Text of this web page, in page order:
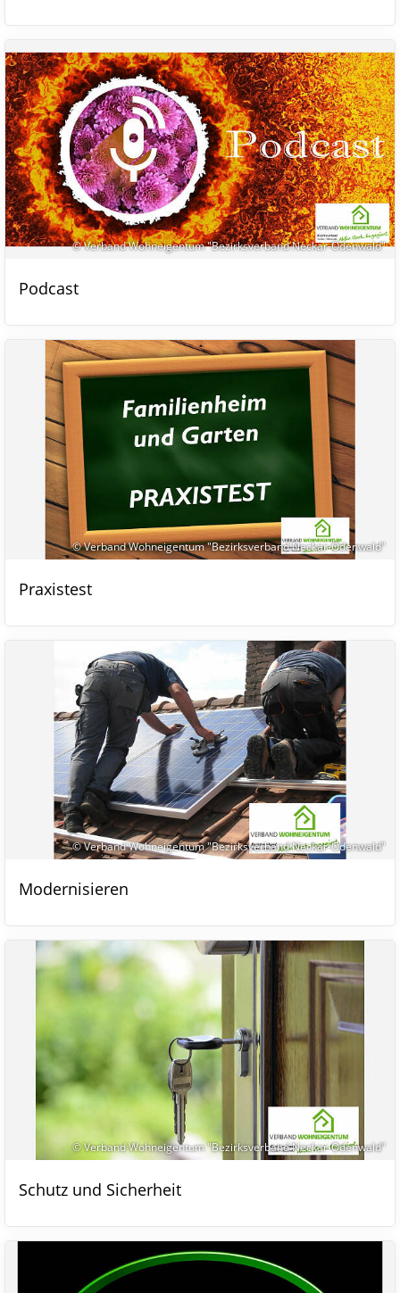
© Verband Wohneigentum "Bezirksverband Neckar-Odenwald"
Podcast
© Verband Wohneigentum "Bezirksverband Neckar-Odenwald"
Praxistest
© Verband Wohneigentum "Bezirksverband Neckar-Odenwald"
Modernisieren
© Verband Wohneigentum "Bezirksverband Neckar-Odenwald"
Schutz und Sicherheit